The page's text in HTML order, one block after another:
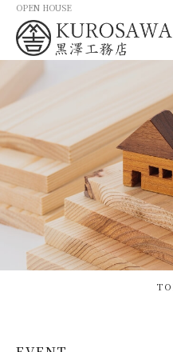
OPEN HOUSE